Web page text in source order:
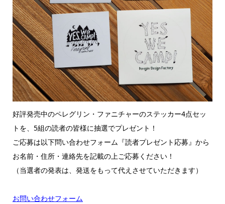
好評発売中のペレグリン・ファニチャーのステッカー4点セッ
トを、5組の読者の皆様に抽選でプレゼント！
ご応募は以下問い合わせフォーム『読者プレゼント応募』から
お名前・住所・連絡先を記載の上ご応募ください！
（当選者の発表は、発送をもって代えさせていただきます）
お問い合わせフォーム